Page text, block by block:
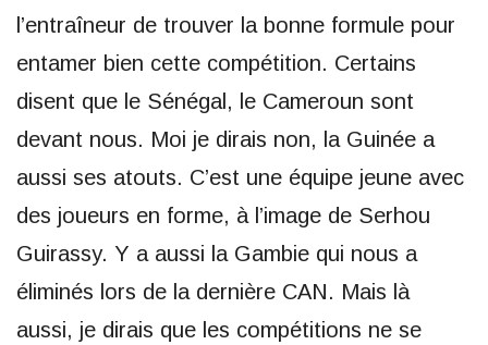
l’entraîneur de trouver la bonne formule pour
entamer bien cette compétition. Certains
disent que le Sénégal, le Cameroun sont
devant nous. Moi je dirais non, la Guinée a
aussi ses atouts. C’est une équipe jeune avec
des joueurs en forme, à l’image de Serhou
Guirassy. Y a aussi la Gambie qui nous a
éliminés lors de la dernière CAN. Mais là
aussi, je dirais que les compétitions ne se